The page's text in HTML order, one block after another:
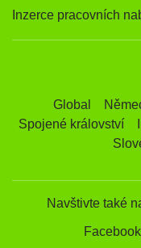
Inzerce pracovních
Global
Spojené království
Navštivte také
Facebook